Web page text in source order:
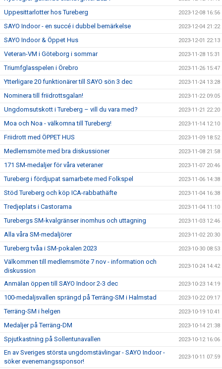
Uppesittarlotter hos Tureberg 2023-12-08 16:56
SAYO Indoor - en succé i dubbel bemärkelse 2023-12-04 21:22
SAYO Indoor & Öppet Hus 2023-12-01 22:13
Veteran-VM i Göteborg i sommar 2023-11-28 15:31
Triumfglasspelen i Örebro 2023-11-26 15:47
Ytterligare 20 funktionärer till SAYO sön 3 dec 2023-11-24 13:28
Nominera till friidrottsgalan! 2023-11-22 09:05
Ungdomsutskott i Tureberg – vill du vara med? 2023-11-21 22:20
Moa och Noa - välkomna till Tureberg! 2023-11-14 12:10
Friidrott med ÖPPET HUS 2023-11-09 18:52
Medlemsmöte med bra diskussioner 2023-11-08 21:58
171 SM-medaljer för våra veteraner 2023-11-07 20:46
Tureberg i fördjupat samarbete med Folkspel 2023-11-06 14:38
Stöd Tureberg och köp ICA-rabbathäfte 2023-11-04 16:38
Tredjeplats i Castorama 2023-11-04 11:10
Turebergs SM-kvalgränser inomhus och uttagning 2023-11-03 12:46
Alla våra SM-medaljörer 2023-11-02 20:30
Tureberg tvåa i SM-pokalen 2023 2023-10-30 08:53
Välkommen till medlemsmöte 7 nov - information och
diskussion
2023-10-24 14:42
Anmälan öppen till SAYO Indoor 2-3 dec 2023-10-23 14:19
100-medaljsvallen sprängd på Terräng-SM i Halmstad 2023-10-22 09:17
Terräng-SM i helgen 2023-10-19 10:41
Medaljer på Terräng-DM 2023-10-14 21:38
Spjutkastning på Sollentunavallen 2023-10-12 16:06
En av Sveriges största ungdomstävlingar - SAYO Indoor -
söker evenemangssponsor!
2023-10-11 07:59